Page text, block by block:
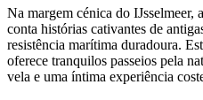
Na margem cénica do IJsselmeer,
conta histórias cativantes de
resistência marítima duradoura.
oferece tranquilos passeios pela
vela e uma íntima experiência